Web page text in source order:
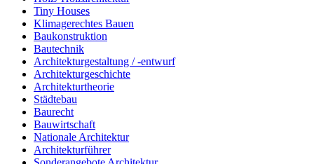
Tiny Houses
Klimagerechtes Bauen
Baukonstruktion
Bautechnik
Architekturgestaltung / -entwurf
Architekturgeschichte
Architekturtheorie
Städtebau
Baurecht
Bauwirtschaft
Nationale Architektur
Architekturführer